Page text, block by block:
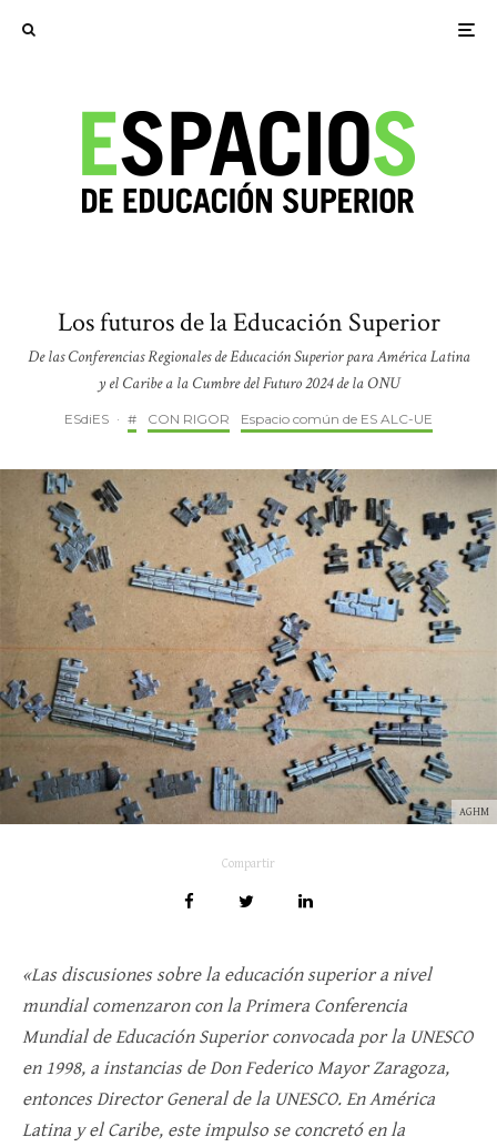
Los futuros de la Educación Superior
De las Conferencias Regionales de Educación Superior para América Latina
y el Caribe a la Cumbre del Futuro 2024 de la ONU
ESdiES · # CON RIGOR Espacio común de ES ALC-UE
AGHM
Compartir
«Las discusiones sobre la educación superior a nivel
mundial comenzaron con la Primera Conferencia
Mundial de Educación Superior convocada por la UNESCO
en 1998, a instancias de Don Federico Mayor Zaragoza,
entonces Director General de la UNESCO. En América
Latina y el Caribe, este impulso se concretó en la